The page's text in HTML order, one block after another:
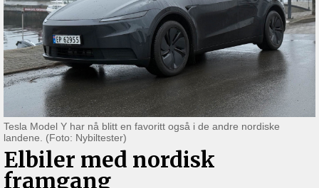
Tesla Model Y har nå blitt en favoritt også i de andre nordiske
landene. (Foto: Nybiltester)
Elbiler med nordisk
framgang